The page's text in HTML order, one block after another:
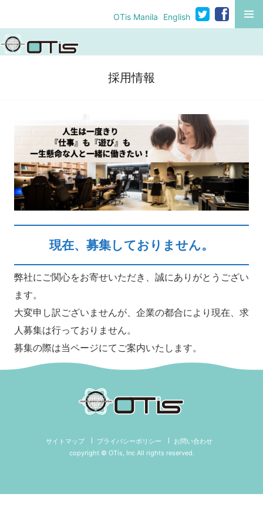
テ
ン
MENU
OTis Manila English
採用情報
現在、募集しておりません。
弊社にご関心をお寄せいただき、誠にありがとうござい
ます。
大変申し訳ございませんが、企業の都合により現在、求
人募集は行っておりません。
募集の際は当ページにてご案内いたします。
サイトマップ プライバシーポリシー
お問い合わせ
copyright © OTis, Inc All rights reserved.